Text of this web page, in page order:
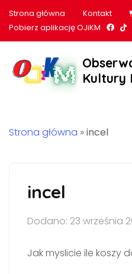
Strona główna Kontakt
Pobierz aplikację OJiKM
Kultury
Strona główna » incel
incel
Dodano: 23 września
Jak myslicie ile koszy